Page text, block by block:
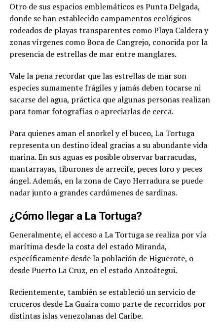
Otro de sus espacios emblemáticos es Punta Delgada,
donde se han establecido campamentos ecológicos
rodeados de playas transparentes como Playa Caldera y
zonas vírgenes como Boca de Cangrejo, conocida por la
presencia de estrellas de mar entre manglares.
Vale la pena recordar que las estrellas de mar son
especies sumamente frágiles y jamás deben tocarse ni
sacarse del agua, práctica que algunas personas realizan
para tomar fotografías o apreciarlas de cerca.
Para quienes aman el snorkel y el buceo, La Tortuga
representa un destino ideal gracias a su abundante vida
marina. En sus aguas es posible observar barracudas,
mantarrayas, tiburones de arrecife, peces loro y peces
ángel. Además, en la zona de Cayo Herradura se puede
nadar junto a grandes cardúmenes de sardinas.
¿Cómo llegar a La Tortuga?
Generalmente, el acceso a La Tortuga se realiza por vía
marítima desde la costa del estado Miranda,
específicamente desde la población de Higuerote, o
desde Puerto La Cruz, en el estado Anzoátegui.
Recientemente, también se estableció un servicio de
cruceros desde La Guaira como parte de recorridos por
distintas islas venezolanas del Caribe.